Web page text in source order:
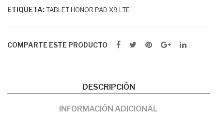
ETIQUETA: TABLET HONOR PAD X9 LTE
COMPARTE ESTE PRODUCTO
DESCRIPCIÓN
INFORMACIÓN ADICIONAL